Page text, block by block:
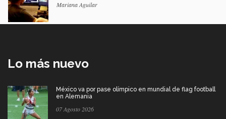
Mariana Aguilar
Lo más nuevo
México va por pase olímpico en mundial de flag football
en Alemania
07 Agosto 2026